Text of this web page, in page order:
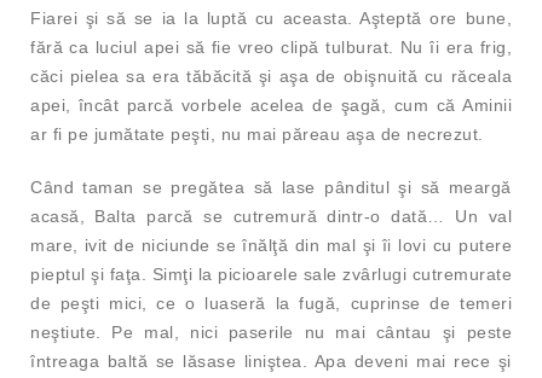
Fiarei şi să se ia la luptă cu aceasta. Aşteptă ore bune,
fără ca luciul apei să fie vreo clipă tulburat. Nu îi era frig,
căci pielea sa era tăbăcită şi aşa de obişnuită cu răceala
apei, încât parcă vorbele acelea de şagă, cum că Aminii
ar fi pe jumătate peşti, nu mai păreau aşa de necrezut.
Când taman se pregătea să lase pânditul şi să meargă
acasă, Balta parcă se cutremură dintr-o dată… Un val
mare, ivit de niciunde se înălţă din mal şi îi lovi cu putere
pieptul şi faţa. Simţi la picioarele sale zvârlugi cutremurate
de peşti mici, ce o luaseră la fugă, cuprinse de temeri
neştiute. Pe mal, nici paserile nu mai cântau şi peste
întreaga baltă se lăsase liniştea. Apa deveni mai rece şi